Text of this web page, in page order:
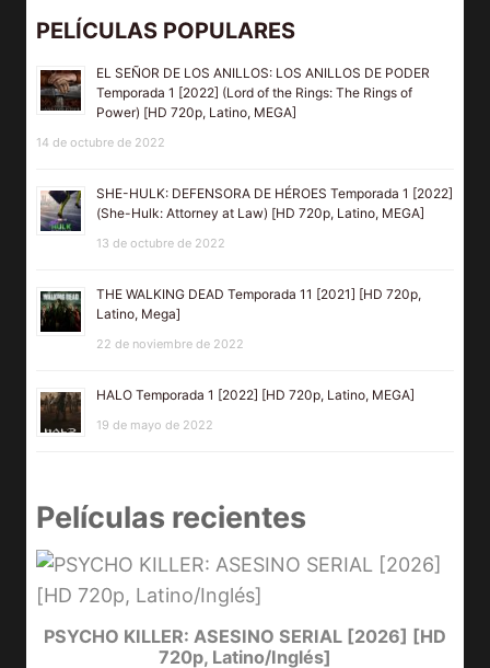
PELÍCULAS POPULARES
EL SEÑOR DE LOS ANILLOS: LOS ANILLOS DE PODER
Temporada 1 [2022] (Lord of the Rings: The Rings of
Power) [HD 720p, Latino, MEGA]
14 de octubre de 2022
SHE-HULK: DEFENSORA DE HÉROES Temporada 1 [2022]
(She-Hulk: Attorney at Law) [HD 720p, Latino, MEGA]
13 de octubre de 2022
THE WALKING DEAD Temporada 11 [2021] [HD 720p,
Latino, Mega]
22 de noviembre de 2022
HALO Temporada 1 [2022] [HD 720p, Latino, MEGA]
19 de mayo de 2022
Películas recientes
PSYCHO KILLER: ASESINO SERIAL [2026] [HD
720p, Latino/Inglés]